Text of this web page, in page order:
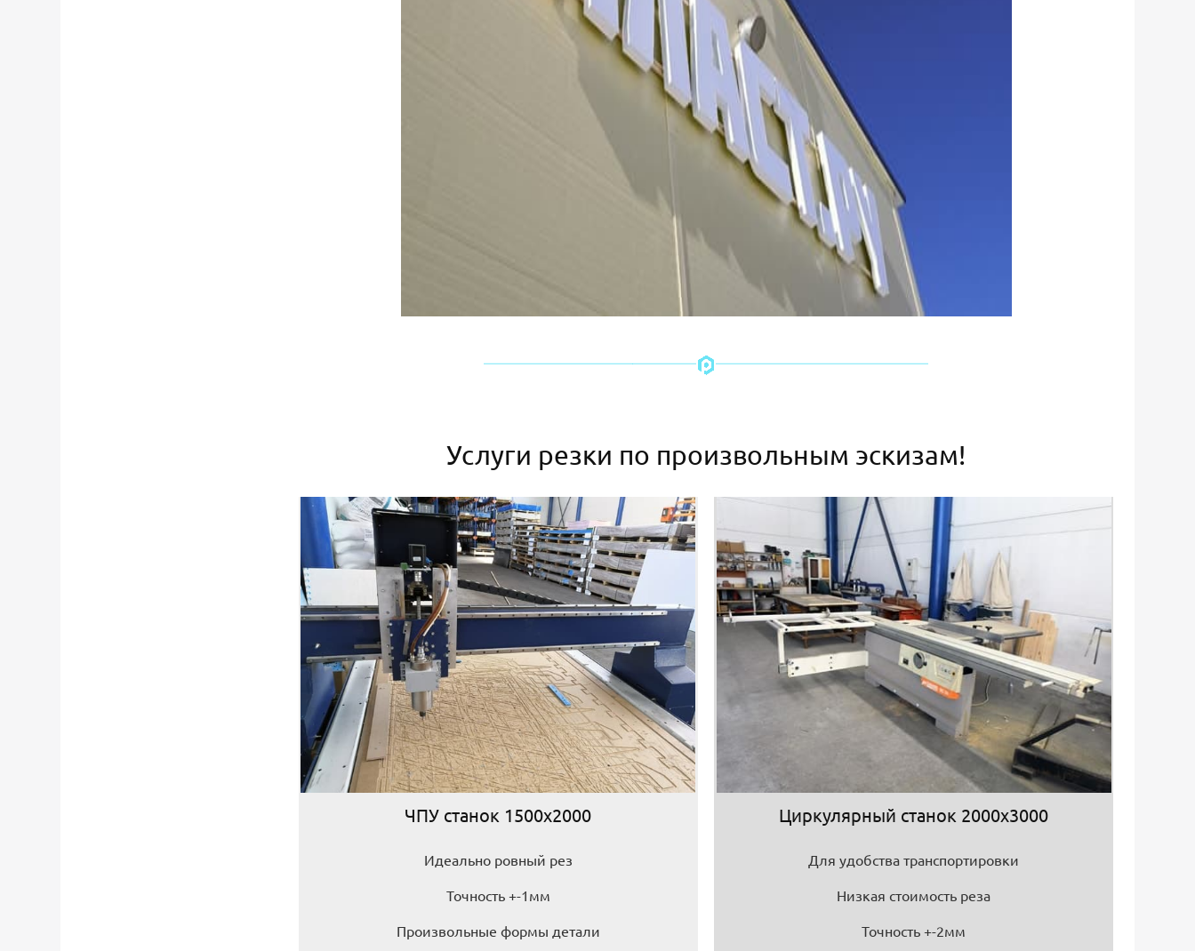
Услуги резки по произвольным эскизам!
ЧПУ станок 1500х2000
Идеально ровный рез
Точность +-1мм
Произвольные формы детали
Циркулярный станок 2000х3000
Для удобства транспортировки
Низкая стоимость реза
Точность +-2мм